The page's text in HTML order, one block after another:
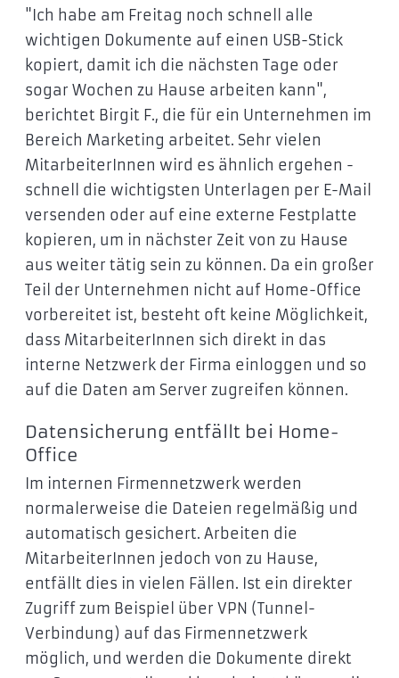
"Ich habe am Freitag noch schnell alle
wichtigen Dokumente auf einen USB-Stick
kopiert, damit ich die nächsten Tage oder
sogar Wochen zu Hause arbeiten kann",
berichtet Birgit F., die für ein Unternehmen im
Bereich Marketing arbeitet. Sehr vielen
MitarbeiterInnen wird es ähnlich ergehen -
schnell die wichtigsten Unterlagen per E-Mail
versenden oder auf eine externe Festplatte
kopieren, um in nächster Zeit von zu Hause
aus weiter tätig sein zu können. Da ein großer
Teil der Unternehmen nicht auf Home-Office
vorbereitet ist, besteht oft keine Möglichkeit,
dass MitarbeiterInnen sich direkt in das
interne Netzwerk der Firma einloggen und so
auf die Daten am Server zugreifen können.
Datensicherung entfällt bei Home-
Office
Im internen Firmennetzwerk werden
normalerweise die Dateien regelmäßig und
automatisch gesichert. Arbeiten die
MitarbeiterInnen jedoch von zu Hause,
entfällt dies in vielen Fällen. Ist ein direkter
Zugriff zum Beispiel über VPN (Tunnel-
Verbindung) auf das Firmennetzwerk
möglich, und werden die Dokumente direkt